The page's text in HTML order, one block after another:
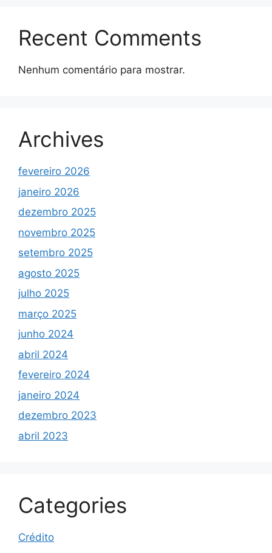
Recent Comments
Nenhum comentário para mostrar.
Archives
fevereiro 2026
janeiro 2026
dezembro 2025
novembro 2025
setembro 2025
agosto 2025
julho 2025
março 2025
junho 2024
abril 2024
fevereiro 2024
janeiro 2024
dezembro 2023
abril 2023
Categories
Crédito